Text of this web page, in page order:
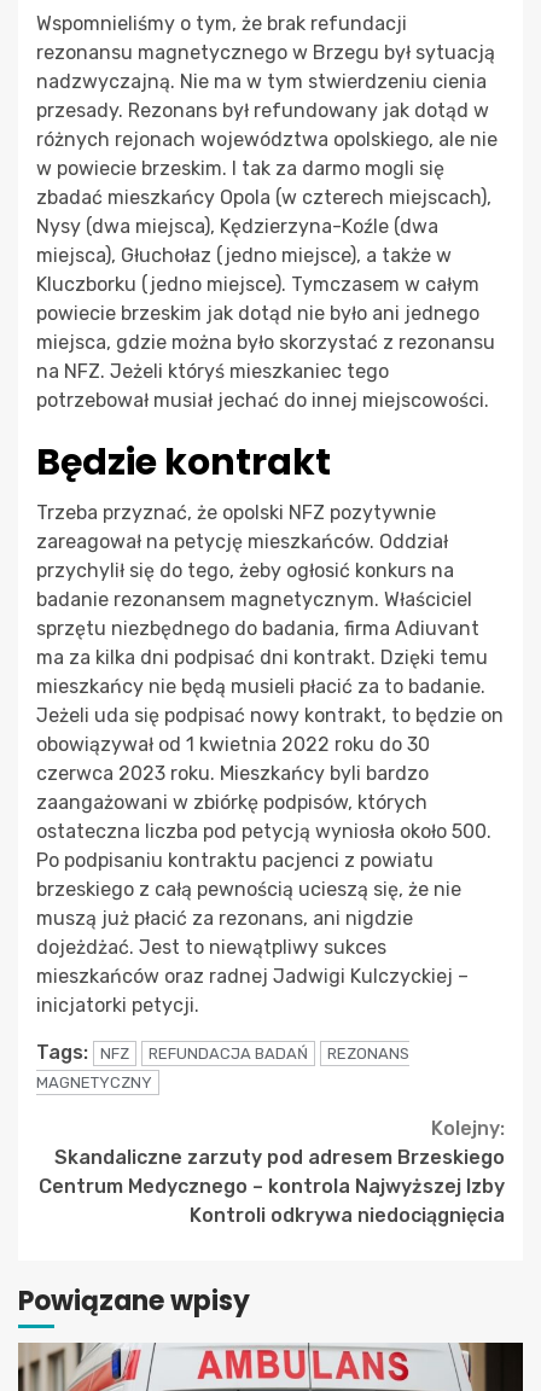
Wspomnieliśmy o tym, że brak refundacji
rezonansu magnetycznego w Brzegu był sytuacją
nadzwyczajną. Nie ma w tym stwierdzeniu cienia
przesady. Rezonans był refundowany jak dotąd w
różnych rejonach województwa opolskiego, ale nie
w powiecie brzeskim. I tak za darmo mogli się
zbadać mieszkańcy Opola (w czterech miejscach),
Nysy (dwa miejsca), Kędzierzyna-Koźle (dwa
miejsca), Głuchołaz (jedno miejsce), a także w
Kluczborku (jedno miejsce). Tymczasem w całym
powiecie brzeskim jak dotąd nie było ani jednego
miejsca, gdzie można było skorzystać z rezonansu
na NFZ. Jeżeli któryś mieszkaniec tego
potrzebował musiał jechać do innej miejscowości.
Będzie kontrakt
Trzeba przyznać, że opolski NFZ pozytywnie
zareagował na petycję mieszkańców. Oddział
przychylił się do tego, żeby ogłosić konkurs na
badanie rezonansem magnetycznym. Właściciel
sprzętu niezbędnego do badania, firma Adiuvant
ma za kilka dni podpisać dni kontrakt. Dzięki temu
mieszkańcy nie będą musieli płacić za to badanie.
Jeżeli uda się podpisać nowy kontrakt, to będzie on
obowiązywał od 1 kwietnia 2022 roku do 30
czerwca 2023 roku. Mieszkańcy byli bardzo
zaangażowani w zbiórkę podpisów, których
ostateczna liczba pod petycją wyniosła około 500.
Po podpisaniu kontraktu pacjenci z powiatu
brzeskiego z całą pewnością ucieszą się, że nie
muszą już płacić za rezonans, ani nigdzie
dojeżdżać. Jest to niewątpliwy sukces
mieszkańców oraz radnej Jadwigi Kulczyckiej –
inicjatorki petycji.
Tags: NFZ REFUNDACJA BADAŃ
REZONANS
MAGNETYCZNY
Continue
Reading
Kolejny:
Skandaliczne zarzuty pod adresem Brzeskiego
Centrum Medycznego – kontrola Najwyższej Izby
Kontroli odkrywa niedociągnięcia
Powiązane wpisy